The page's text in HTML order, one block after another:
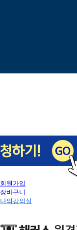
이전
다음
1/5
회원가입
장바구니
나의강의실